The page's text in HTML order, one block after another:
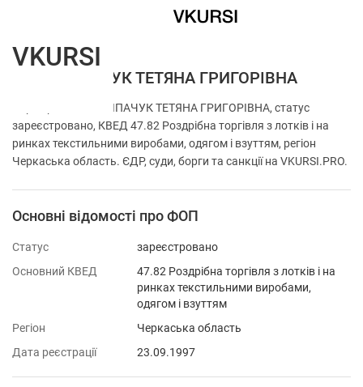
ФОП СЛІПАЧУК ТЕТЯНА ГРИГОРІВНА
Перевірка ФОП СЛІПАЧУК ТЕТЯНА ГРИГОРІВНА, статус
зареєстровано, КВЕД 47.82 Роздрібна торгівля з лотків і на
ринках текстильними виробами, одягом і взуттям, регіон
Черкаська область. ЄДР, суди, борги та санкції на VKURSI.PRO.
Основні відомості про ФОП
Статус
зареєстровано
Основний КВЕД
47.82 Роздрібна торгівля з лотків і на
ринках текстильними виробами,
одягом і взуттям
Регіон
Черкаська область
Дата реєстрації
23.09.1997
VKURSI